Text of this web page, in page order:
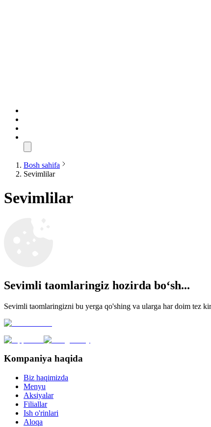
Bosh sahifa
Sevimlilar
Sevimlilar
Sevimli taomlaringiz hozirda boʻsh...
Sevimli taomlaringizni bu yerga qo'shing va ularga har doim tez
Kompaniya haqida
Biz haqimizda
Menyu
Aksiyalar
Filiallar
Ish o'rinlari
Aloqa